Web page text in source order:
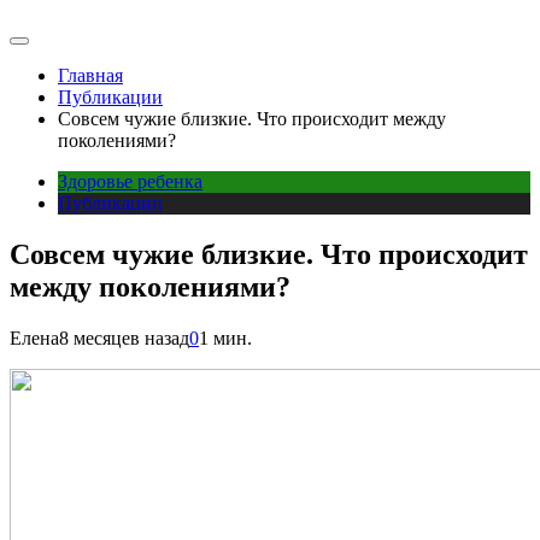
Главная
Публикации
Совсем чужие близкие. Что происходит между
поколениями?
Здоровье ребенка
Публикации
Совсем чужие близкие. Что происходит
между поколениями?
Елена8 месяцев назад01 мин.